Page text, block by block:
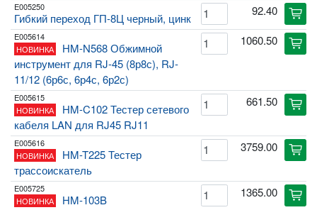
E005250
Гибкий переход ГП-8Ц черный, цинк
92.40 cart
E005614
НОВИНКА
HM-N568 Обжимной
инструмент для RJ-45 (8р8с), RJ-
11/12 (6р6с, 6р4с, 6р2с)
1060.50 cart
E005615
НОВИНКА
HM-C102 Тестер сетевого
кабеля LAN для RJ45 RJ11
661.50 cart
E005616
НОВИНКА
HM-T225 Тестер
трассоискатель
3759.00 cart
E005725
НОВИНКА
HM-103B
1365.00 cart